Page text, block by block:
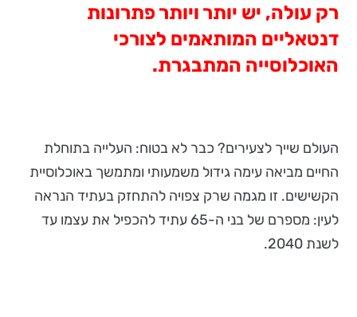
רק עולה, יש יותר ויותר פתרונות
דנטאליים המותאמים לצורכי
האוכלוסייה המתבגרת.
העולם שייך לצעירים? כבר לא בטוח: העלייה בתוחלת
החיים מביאה עימה גידול משמעותי ומתמשך באוכלוסיית
הקשישים. זו מגמה שרק צפויה להתחזק בעתיד הנראה
לעין: מספרם של בני ה-65 עתיד להכפיל את עצמו עד
לשנת 2040.